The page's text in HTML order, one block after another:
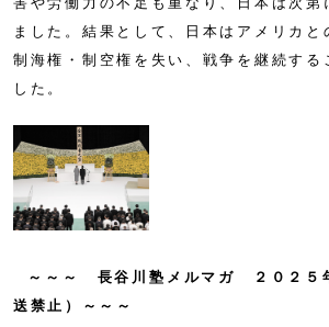
ました。結果として、日本はアメリカと
制海権・制空権を失い、戦争を継続する
した。
～～～ 長谷川塾メルマガ ２０２５
送禁止）～～～